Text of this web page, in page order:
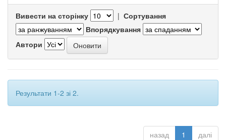
Вивести на сторінку | Сортування
Впорядкування
Автори
Результати 1-2 зі 2.
назад 1 далі